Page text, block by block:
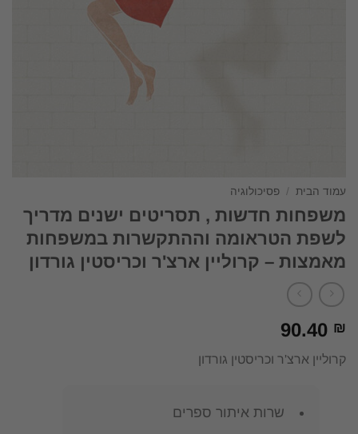
עמוד הבית / פסיכולוגיה
משפחות חדשות , תסריטים ישנים מדריך
לשפת הטראומה וההתקשרות במשפחות
מאמצות – קרוליין ארצ'ר וכריסטין גורדון
90.40 ₪
קרוליין ארצ'ר וכריסטין גורדון
שרות איתור ספרים